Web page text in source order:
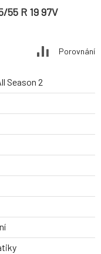
55 R 19 97V
Porovnání
Season 2